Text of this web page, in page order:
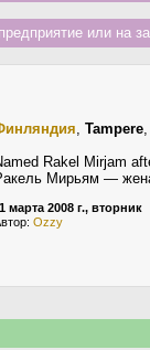
или на
, Tampere
Rakel Mirjam
Мирьям —
марта 2008 г., вторник
Ozzy